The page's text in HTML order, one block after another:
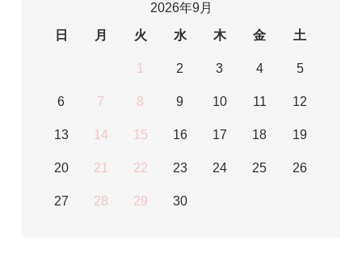
2026年9月
日
月 火 水 木 金 土
1 2 3 4 5
6 7 8 9 10 11 12
13 14 15 16 17 18 19
20 21 22 23 24 25 26
27 28 29 30